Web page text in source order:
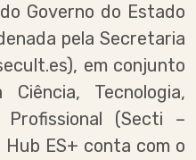
Governo do Estado
pela Secretaria
em conjunto
Tecnologia,
(Secti –
Hub ES+ conta com o